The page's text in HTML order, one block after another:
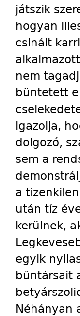
játszik
hogyan
csinált
nem
büntetett
igazolja,
dolgozó,
sem a
a
után tíz
kerülnek,
egyik
bűntársait
Néhányan